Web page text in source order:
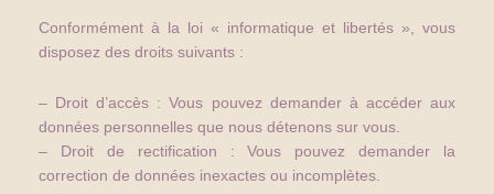
Conformément à la loi « informatique et libertés », vous
disposez des droits suivants :
– Droit d’accès : Vous pouvez demander à accéder aux
données personnelles que nous détenons sur vous.
– Droit de rectification : Vous pouvez demander la
correction de données inexactes ou incomplètes.